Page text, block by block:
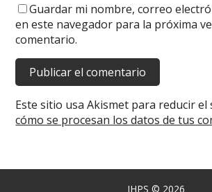
Guardar mi nombre, correo
en este navegador para la próxima
comentario.
Este sitio usa Akismet para reducir el
cómo se procesan los datos de tus
IHPS © 2026